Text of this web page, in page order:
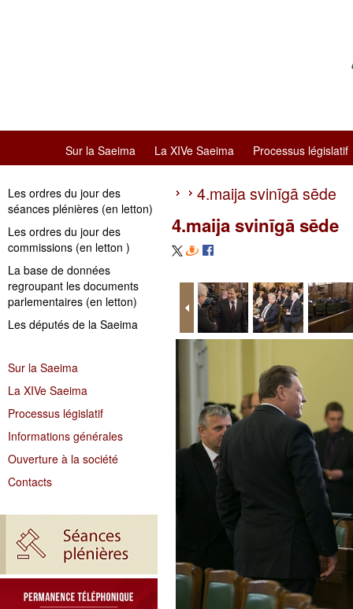
Sur la Saeima La XIVe Saeima Processus législatif
Les ordres du jour des
séances plénières (en letton)
Les ordres du jour des
commissions (en letton )
La base de données
regroupant les documents
parlementaires (en letton)
Les députés de la Saeima
Sur la Saeima
La XIVe Saeima
Processus législatif
Informations générales
Ouverture à la société
Contacts
4.maija svinīgā sēde
4.maija svinīgā sēde